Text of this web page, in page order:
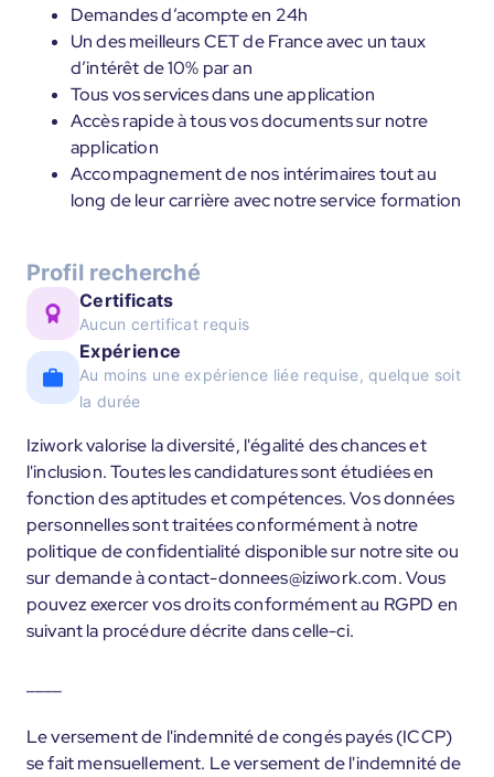
Demandes d’acompte en 24h
Un des meilleurs CET de France avec un taux
d’intérêt de 10% par an
Tous vos services dans une application
Accès rapide à tous vos documents sur notre
application
Accompagnement de nos intérimaires tout au
long de leur carrière avec notre service formation
Profil recherché
Certificats
Aucun certificat requis
Expérience
Au moins une expérience liée requise, quelque soit
la durée
Iziwork valorise la diversité, l'égalité des chances et
l'inclusion. Toutes les candidatures sont étudiées en
fonction des aptitudes et compétences. Vos données
personnelles sont traitées conformément à notre
politique de confidentialité disponible sur notre site ou
sur demande à contact-donnees@iziwork.com. Vous
pouvez exercer vos droits conformément au RGPD en
suivant la procédure décrite dans celle-ci.
Le versement de l'indemnité de congés payés (ICCP)
se fait mensuellement. Le versement de l'indemnité de